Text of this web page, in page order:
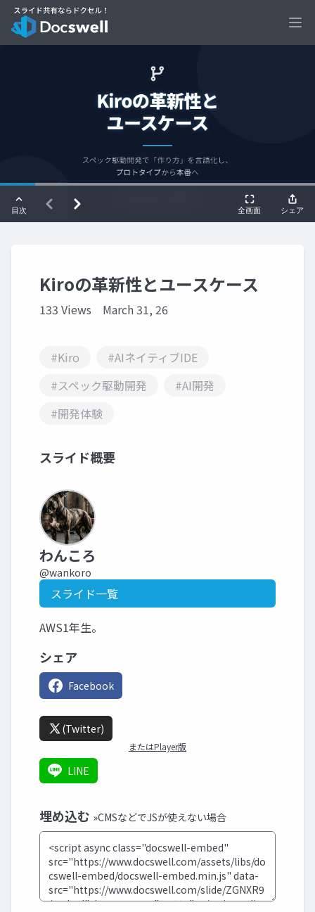
Kiroの革新性とユースケース
133 Views March 31, 26
#Kiro
#AIネイティブIDE
#スペック駆動開発
#AI開発
#開発体験
スライド概要
わんころ
@wankoro
スライド一覧
AWS1年生。
シェア
Facebook
(Twitter)
またはPlayer版
LINE
埋め込む »CMSなどでJSが使えない場合